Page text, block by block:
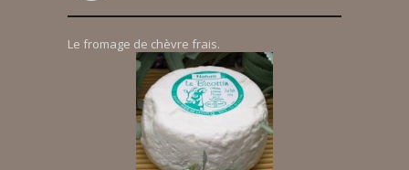
Le fromage de chèvre frais.